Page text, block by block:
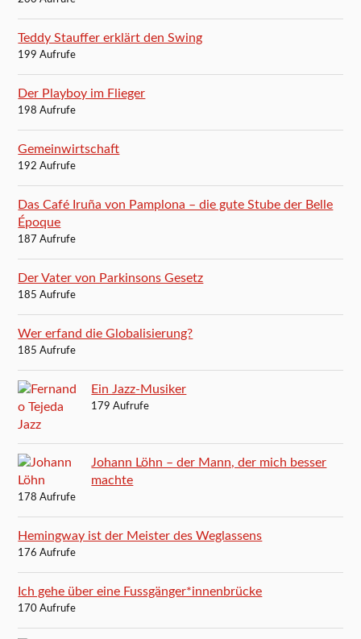
Teddy Stauffer erklärt den Swing
199 Aufrufe
Der Playboy im Flieger
198 Aufrufe
Gemeinwirtschaft
192 Aufrufe
Das Café Iruña von Pamplona – die gute Stube der Belle
Époque
187 Aufrufe
Der Vater von Parkinsons Gesetz
185 Aufrufe
Wer erfand die Globalisierung?
185 Aufrufe
Ein Jazz-Musiker
179 Aufrufe
Johann Löhn – der Mann, der mich besser
machte
178 Aufrufe
Hemingway ist der Meister des Weglassens
176 Aufrufe
Ich gehe über eine Fussgänger*innenbrücke
170 Aufrufe